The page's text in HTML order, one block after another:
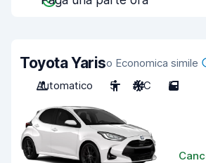
Toyota Yariso Economica simile
Automatico
5 A/C 5